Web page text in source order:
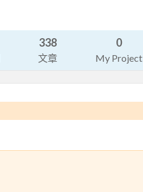
338
文章
0
My Project